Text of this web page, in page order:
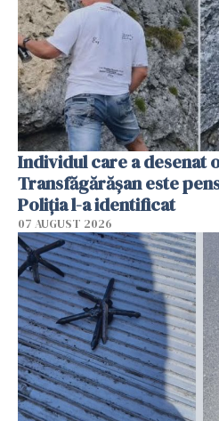
Individul care a desenat
Transfăgărășan este
Poliția l-a identificat
07 AUGUST 2026